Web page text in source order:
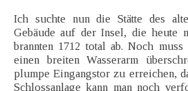
Ich suchte nun die Stätte des
Gebäude auf der Insel, die heute
brannten 1712 total ab. Noch
einen breiten Wasserarm
plumpe Eingangstor zu erreichen,
Schlossanlage kann man noch